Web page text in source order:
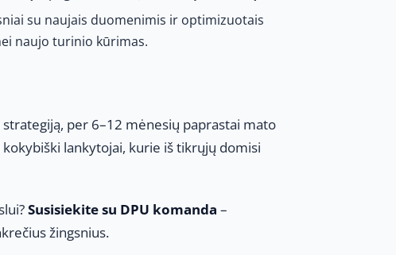
su naujais duomenimis ir optimizuotais
naujo turinio kūrimas.
per 6–12 mėnesių paprastai mato
lankytojai, kurie iš tikrųjų domisi
Susisiekite su DPU komanda –
žingsnius.